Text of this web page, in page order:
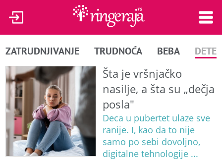
ZATRUDNJIVANJE TRUDNOĆA BEBA DETE
Šta je vršnjačko
nasilje, a šta su „dečja
posla"
Deca u pubertet ulaze sve
ranije. I, kao da to nije
samo po sebi dovoljno,
digitalne tehnologije ...